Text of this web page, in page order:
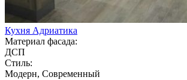
Кухня Адриатика
Материал фасада:
ДСП
Стиль:
Модерн, Современный